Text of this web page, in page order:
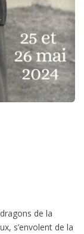
de la
s’envolent de la